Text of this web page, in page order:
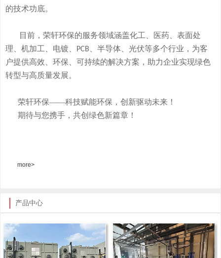
的技术功底。
目前，荣轩环保的服务领域涵盖化工、医药、表面处
理、机加工、电镀、
PCB
、半导体、光伏等多个行业，为客
户提供高效、环保、可持续的解决方案，助力企业实现绿色
转型与高质量发展。
荣轩环保——科技赋能环保，创新驱动未来！
期待与您携手，共创绿色新篇章！
more>
产品中心